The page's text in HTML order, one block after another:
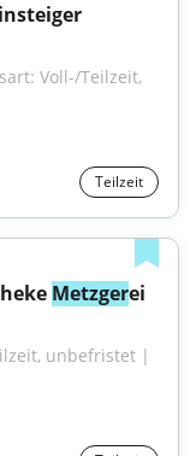
Voll-/Teilzeit,
Teilzeit
Metzgerei
unbefristet |